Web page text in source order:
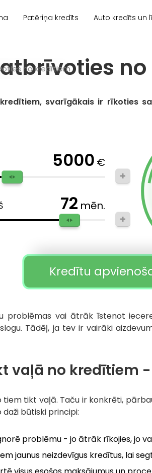
Patēriņa kredīts Auto kredīts un
no kredītiem
svarīgākais ir rīkoties
5000 €
72 mēn.
Kredītu
problēmas vai ātrāk īstenot
Tādēļ, ja tev ir vairāki
vaļā no kredītiem
tiem tikt vaļā. Taču ir konkrēti,
būtiski principi:
problēmu - jo ātrāk rīkojies, jo
jaunus neizdevīgus kredītus, lai